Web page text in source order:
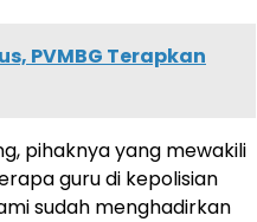
PVMBG Terapkan
pihaknya yang mewakili
guru di kepolisian
sudah menghadirkan